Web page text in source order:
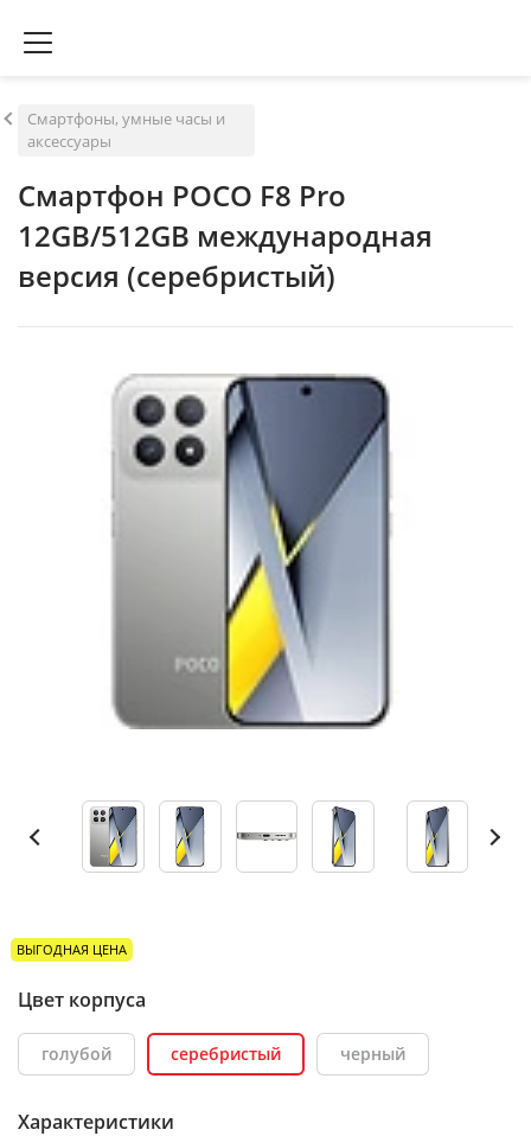
Смартфоны, умные часы и
аксессуары
Смартфон POCO F8 Pro
12GB/512GB международная
версия (серебристый)
ВЫГОДНАЯ ЦЕНА
Цвет корпуса
голубой серебристый черный
Характеристики